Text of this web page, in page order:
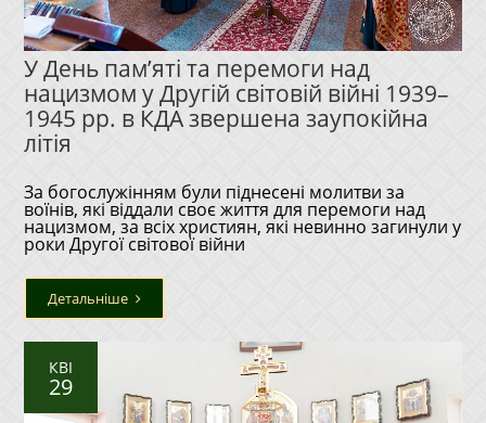
У День пам’яті та перемоги над
нацизмом у Другій світовій війні 1939–
1945 рр. в КДА звершена заупокійна
літія
За богослужінням були піднесені молитви за
воїнів, які віддали своє життя для перемоги над
нацизмом, за всіх християн, які невинно загинули у
роки Другої світової війни
Детальніше
КВІ
29